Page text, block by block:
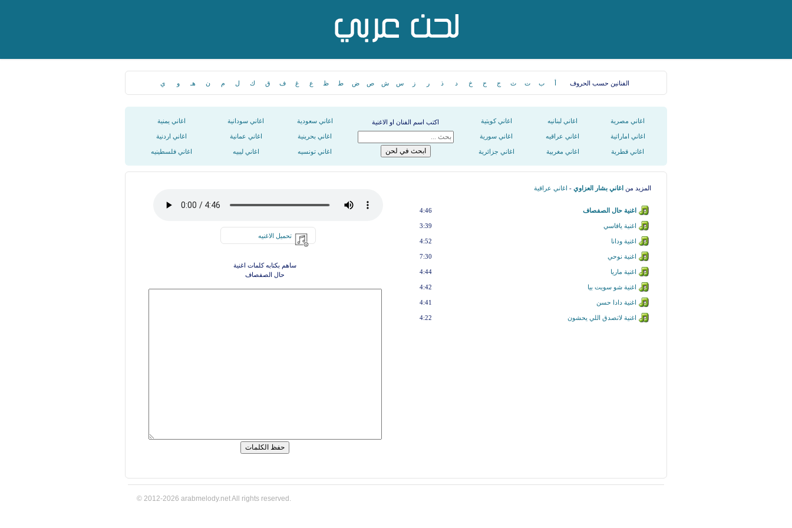
الفنانين حسب الحروف أ ب ت ث ج ح خ د ذ ر ز س ش ص ض ط ظ ع غ ف ق ك ل م ن هـ و ي
اغاني مصرية اغاني لبنانيه اغاني كويتية اكتب اسم الفنان او الاغنية اغاني سعودية اغاني سودانية اغاني يمنية
اغاني اماراتية اغاني عراقيه اغاني سورية اغاني بحرينية اغاني عمانية اغاني اردنية
اغاني قطرية اغاني مغربية اغاني جزائرية اغاني تونسيه اغاني ليبيه اغاني فلسطينيه
المزيد من اغاني بشار العزاوي - اغاني عراقية
اغنية حال الصفصاف 4:46
اغنية ياقاسي 3:39
اغنية ودانا 4:52
اغنية نوحي 7:30
اغنية ماريا 4:44
اغنية شو سويت بيا 4:42
اغنية دادا حسن 4:41
اغنية لاتصدق اللي يحشون 4:22
تحميل الاغنيه
ساهم بكتابه كلمات اغنية
حال الصفصاف
© 2012-2026 arabmelody.net All rights reserved.